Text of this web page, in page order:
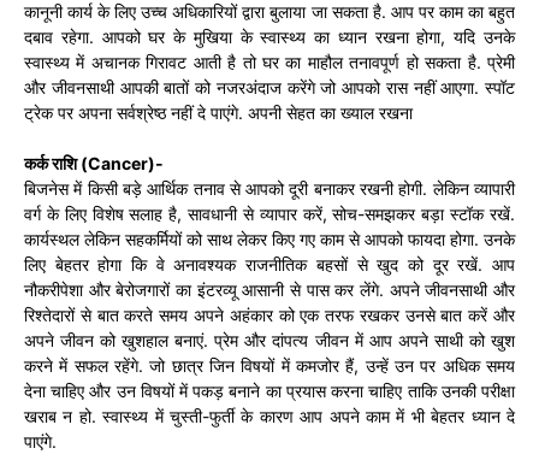
कानूनी कार्य के लिए उच्च अधिकारियों द्वारा बुलाया जा सकता है. आप पर काम का बहुत
दबाव रहेगा. आपको घर के मुखिया के स्वास्थ्य का ध्यान रखना होगा, यदि उनके
स्वास्थ्य में अचानक गिरावट आती है तो घर का माहौल तनावपूर्ण हो सकता है. प्रेमी
और जीवनसाथी आपकी बातों को नजरअंदाज करेंगे जो आपको रास नहीं आएगा. स्पॉट
ट्रेक पर अपना सर्वश्रेष्ठ नहीं दे पाएंगे. अपनी सेहत का ख्याल रखना
कर्क राशि (Cancer)-
बिजनेस में किसी बड़े आर्थिक तनाव से आपको दूरी बनाकर रखनी होगी. लेकिन व्यापारी
वर्ग के लिए विशेष सलाह है, सावधानी से व्यापार करें, सोच-समझकर बड़ा स्टॉक रखें.
कार्यस्थल लेकिन सहकर्मियों को साथ लेकर किए गए काम से आपको फायदा होगा. उनके
लिए बेहतर होगा कि वे अनावश्यक राजनीतिक बहसों से खुद को दूर रखें. आप
नौकरीपेशा और बेरोजगारों का इंटरव्यू आसानी से पास कर लेंगे. अपने जीवनसाथी और
रिश्तेदारों से बात करते समय अपने अहंकार को एक तरफ रखकर उनसे बात करें और
अपने जीवन को खुशहाल बनाएं. प्रेम और दांपत्य जीवन में आप अपने साथी को खुश
करने में सफल रहेंगे. जो छात्र जिन विषयों में कमजोर हैं, उन्हें उन पर अधिक समय
देना चाहिए और उन विषयों में पकड़ बनाने का प्रयास करना चाहिए ताकि उनकी परीक्षा
खराब न हो. स्वास्थ्य में चुस्ती-फुर्ती के कारण आप अपने काम में भी बेहतर ध्यान दे
पाएंगे.